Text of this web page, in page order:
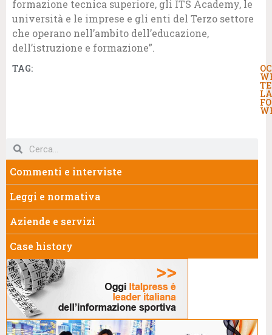
formazione tecnica superiore, gli ITS Academy, le
università e le imprese e gli enti del Terzo settore
che operano nell’ambito dell’educazione,
dell’istruzione e formazione”.
TAG:
Commenti e interviste
Leggi e normativa
Aziende e servizi
Case history